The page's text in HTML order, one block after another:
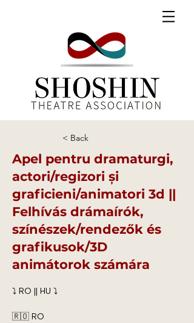
< Back
Apel pentru dramaturgi,
actori/regizori și
graficieni/animatori 3d ||
Felhívás drámaírók,
színészek/rendezők és
grafikusok/3D
animátorok számára
⤵️ RO || HU ⤵️
🇷🇴 RO